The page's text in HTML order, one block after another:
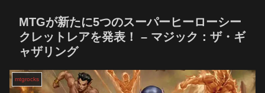
MTGが新たに5つのスーパーヒーローシー
クレットレアを発表！ – マジック：ザ・ギ
ャザリング
mtgrocks